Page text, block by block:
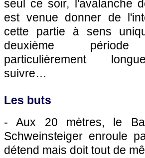
seul ce soir, l'avalanche
est venue donner de
cette partie à sens
deuxième
particulièrement
suivre…
Les buts
- Aux 20 mètres, le
Schweinsteiger enroule
détend mais doit tout de